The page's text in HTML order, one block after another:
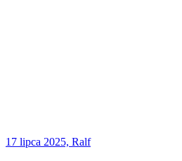
17 lipca 2025, Ralf